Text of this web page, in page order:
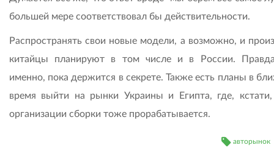
большей мере соответствовал бы действительности.
Распространять свои новые модели, а возможно, и
китайцы планируют в том числе и в России.
именно, пока держится в секрете. Также есть планы в
время выйти на рынки Украины и Египта, где, кстати,
организации сборки тоже прорабатывается.
авторынок